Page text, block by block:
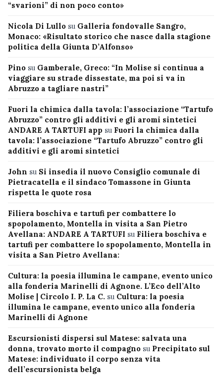
“svarioni” di non poco conto»
Nicola Di Lullo su Galleria fondovalle Sangro,
Monaco: «Risultato storico che nasce dalla stagione
politica della Giunta D’Alfonso»
Pino su Gamberale, Greco: “In Molise si continua a
viaggiare su strade dissestate, ma poi si va in
Abruzzo a tagliare nastri”
Fuori la chimica dalla tavola: l’associazione “Tartufo
Abruzzo” contro gli additivi e gli aromi sintetici
ANDARE A TARTUFI app su Fuori la chimica dalla
tavola: l’associazione “Tartufo Abruzzo” contro gli
additivi e gli aromi sintetici
John su Si insedia il nuovo Consiglio comunale di
Pietracatella e il sindaco Tomassone in Giunta
rispetta le quote rosa
Filiera boschiva e tartufi per combattere lo
spopolamento, Montella in visita a San Pietro
Avellana: ANDARE A TARTUFI su Filiera boschiva e
tartufi per combattere lo spopolamento, Montella in
visita a San Pietro Avellana:
Cultura: la poesia illumina le campane, evento unico
alla fonderia Marinelli di Agnone. L’Eco dell’Alto
Molise | Circolo I. P. La C. su Cultura: la poesia
illumina le campane, evento unico alla fonderia
Marinelli di Agnone
Escursionisti dispersi sul Matese: salvata una
donna, trovato morto il compagno su Precipitato sul
Matese: individuato il corpo senza vita
dell’escursionista belga